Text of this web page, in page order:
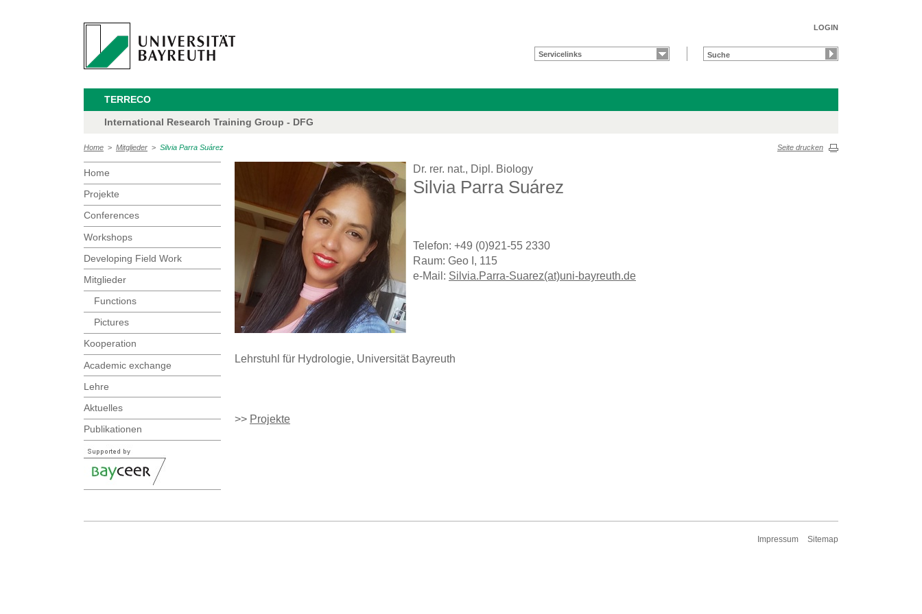
LOGIN
Servicelinks
TERRECO
International Research Training Group - DFG
Home > Mitglieder > Silvia Parra Suárez Seite drucken
Home
Projekte
Conferences
Workshops
Developing Field Work
Mitglieder
Functions
Pictures
Kooperation
Academic exchange
Lehre
Aktuelles
Publikationen
Dr. rer. nat., Dipl. Biology
Silvia Parra Suárez
Telefon: +49 (0)921-55 2330
Raum: Geo I, 115
e-Mail: Silvia.Parra-Suarez(at)uni-bayreuth.de
Lehrstuhl für Hydrologie, Universität Bayreuth
>> Projekte
Impressum Sitemap